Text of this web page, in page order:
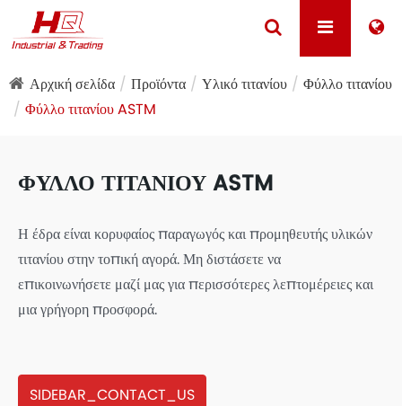
Αρχική σελίδα Προϊόντα Υλικό τιτανίου
Φύλλο τιτανίου
Φύλλο τιτανίου ASTM
ΦΎΛΛΟ ΤΙΤΑΝΊΟΥ ASTM
Η έδρα είναι κορυφαίος παραγωγός και προμηθευτής υλικών
τιτανίου στην τοπική αγορά. Μη διστάσετε να
επικοινωνήσετε μαζί μας για περισσότερες λεπτομέρειες και
μια γρήγορη προσφορά.
SIDEBAR_CONTACT_US